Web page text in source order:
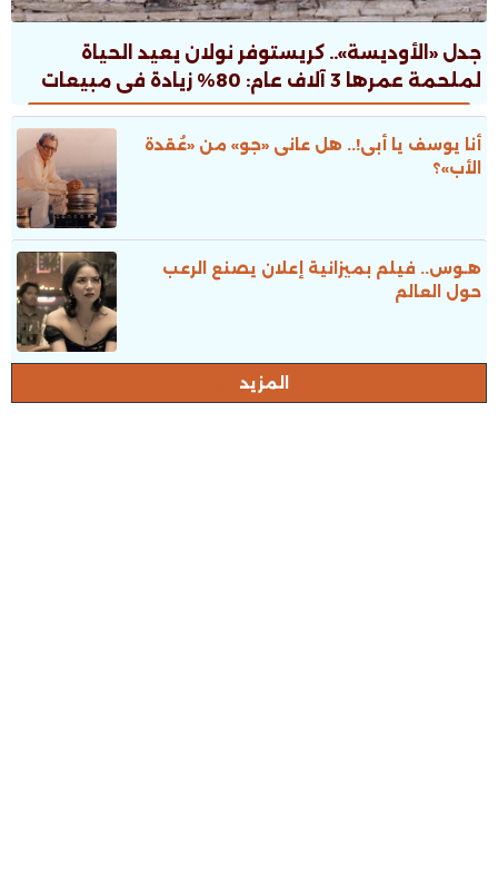
جدل «الأوديسة».. كريستوفر نولان يعيد الحياة
لملحمة عمرها 3 آلاف عام: 80% زيادة فى مبيعات
الطبعات.. ونقاش ثقافى صاخب
أنا يوسف يا أبى!.. هل عانى «جو» من «عُقدة
الأب»؟
هـوس.. فيلم بميزانية إعلان يصنع الرعب
حول العالم
المزيد